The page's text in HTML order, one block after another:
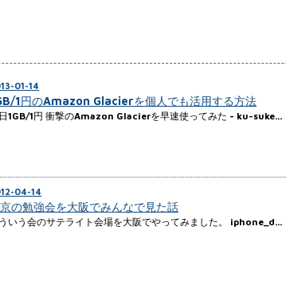
01-14
1円のAmazon Glacierを個人でも活用する方法
1GB/1円 衝撃のAmazon Glacierを早速使ってみた - ku-suke…
04-14
の勉強会を大阪でみんなで見た話
いう会のサテライト会場を大阪でやってみました。 iphone_d…